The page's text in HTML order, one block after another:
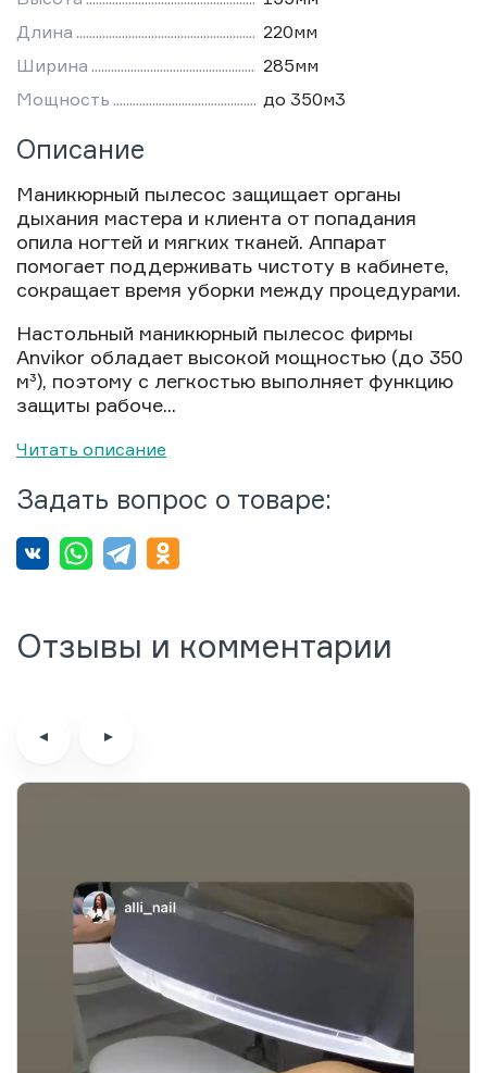
Длина
220мм
Ширина
285мм
Мощность
до 350м3
Описание
Маникюрный пылесос защищает органы
дыхания мастера и клиента от попадания
опила ногтей и мягких тканей. Аппарат
помогает поддерживать чистоту в кабинете,
сокращает время уборки между процедурами.
Настольный маникюрный пылесос фирмы
Anvikor обладает высокой мощностью (до 350
м³), поэтому с легкостью выполняет функцию
защиты рабоче...
Читать описание
Задать вопрос о товаре:
Отзывы и комментарии